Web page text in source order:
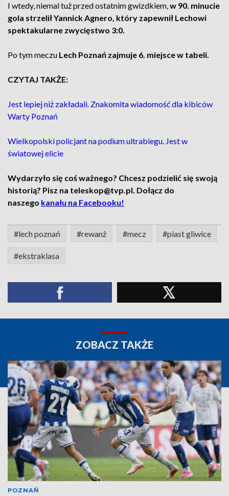
I wtedy, niemal tuż przed ostatnim gwizdkiem,w 90. minucie
gola strzelił Yannick Agnero, który zapewnił Lechowi
spektakularne zwycięstwo 3:0.
Po tym meczu Lech Poznań zajmuje 6. miejsce w tabeli.
CZYTAJ TAKŻE:
Jest lepiej niż zakładali. Znakomita wiadomość dla kibiców
Warty Poznań
Wielkopolski policjant na podium ultrabiegu. Jest w
światowej elicie
Wydarzyło się coś ważnego? Chcesz podzielić się swoją
historią? Pisz na teleskop@tvp.pl. Dołącz do
naszego kanału na Facebooku!
#lech poznań #rewanż #mecz #piast gliwice
#ekstraklasa
ZOBACZ TAKŻE
POZNAŃ